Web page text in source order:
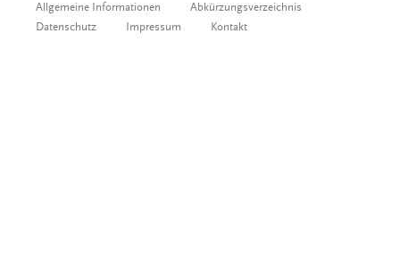
Allgemeine Informationen
Abkürzungsverzeichnis
Datenschutz
Impressum Kontakt